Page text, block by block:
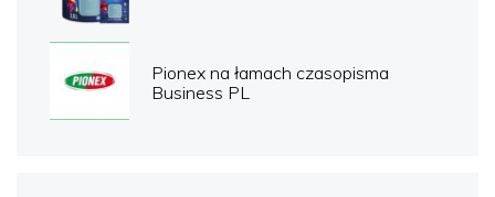
Pionex na łamach czasopisma
Business PL